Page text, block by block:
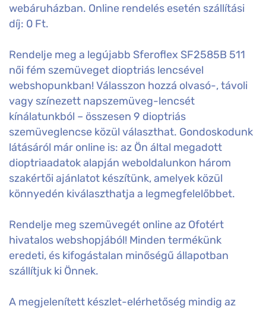
webáruházban. Online rendelés esetén szállítási
díj: 0 Ft.
Rendelje meg a legújabb Sferoflex SF2585B 511
női fém szemüveget dioptriás lencsével
webshopunkban! Válasszon hozzá olvasó-, távoli
vagy színezett napszemüveg-lencsét
kínálatunkból – összesen 9 dioptriás
szemüveglencse közül választhat. Gondoskodunk
látásáról már online is: az Ön által megadott
dioptriaadatok alapján weboldalunkon három
szakértői ajánlatot készítünk, amelyek közül
könnyedén kiválaszthatja a legmegfelelőbbet.
Rendelje meg szemüvegét online az Ofotért
hivatalos webshopjából! Minden termékünk
eredeti, és kifogástalan minőségű állapotban
szállítjuk ki Önnek.
A megjelenített készlet-elérhetőség mindig az